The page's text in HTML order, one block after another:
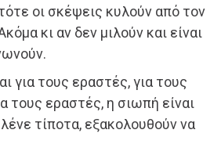
οι σκέψεις κυλούν από τον
κι αν δεν μιλούν και είναι
για τους εραστές, για τους
τους εραστές, η σιωπή είναι
τίποτα, εξακολουθούν να